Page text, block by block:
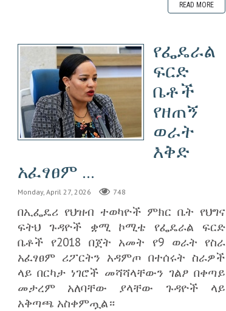
READ MORE
የፌዴራል
ፍርድ
ቤቶች
የዘጠኝ
ወራት
እቅድ
አፈፃፀም ...
Monday, April 27, 2026 748
በኢፌዴሪ የህዝብ ተወካዮች ምክር ቤት የህግና
ፍትህ ጉዳዮች ቋሚ ኮሚቴ የፌዴራል ፍርድ
ቤቶች የ2018 በጀት አመት የ9 ወራት የስራ
አፈፃፀም ሪፖርትን አዳምጦ በተሰሩት ስራዎች
ላይ በርካታ ነገሮች መሻሻላቸውን ገልፆ በቀጣይ
መታረም አለባቸው ያላቸው ጉዳዮች ላይ
አቅጣጫ አስቀምጧል።